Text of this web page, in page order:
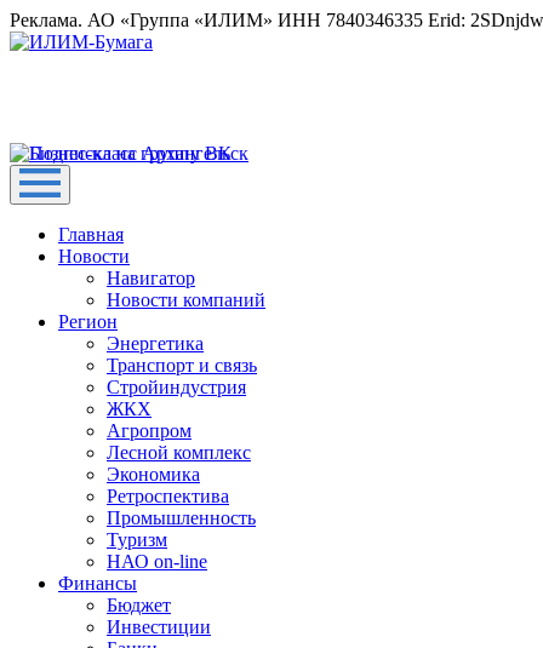
Реклама. АО «Группа «ИЛИМ» ИНН 7840346335 Erid:
Главная
Новости
Навигатор
Новости компаний
Регион
Энергетика
Транспорт и связь
Стройиндустрия
ЖКХ
Агропром
Лесной комплекс
Экономика
Ретроспектива
Промышленность
Туризм
НАО on-line
Финансы
Бюджет
Инвестиции